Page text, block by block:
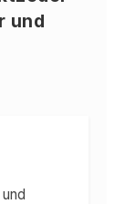
und